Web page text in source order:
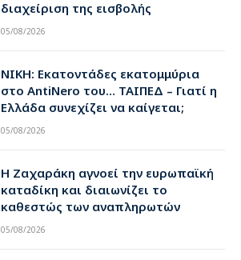
διαχείριση της εισβολής
05/08/2026
ΝΙΚΗ: Εκατοντάδες εκατομμύρια
στο AntiNero του… ΤΑΙΠΕΔ – Γιατί η
Ελλάδα συνεχίζει να καίγεται;
05/08/2026
Η Ζαχαράκη αγνοεί την ευρωπαϊκή
καταδίκη και διαιωνίζει το
καθεστώς των αναπληρωτών
05/08/2026